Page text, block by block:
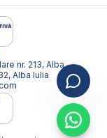
nr. 213, Alba
Alba Iulia